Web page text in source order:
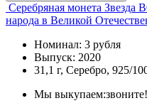
Серебряная монета Звезда
народа в Великой
Номинал: 3 рубля
Выпуск: 2020
31,1 г, Серебро, 925/
Мы выкупаем:звоните!